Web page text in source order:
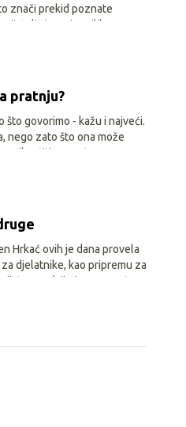
znači prekid poznate
i manje prilika za
siguran smještaj i
omogućiti sadržaje
pratnju?
što govorimo - kažu i najveći.
nego zato što ona može
prihvatiti pomoć.
Hrkać ovih je dana provela
djelatnike, kao pripremu za
će se odvijati uz pomoć
(javna), HUMH HUB i